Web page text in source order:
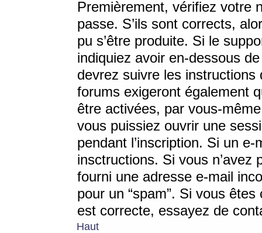
Premièrement, vérifiez votre
passe. S’ils sont corrects,
pu s’être produite. Si le
indiquiez avoir en-dessous
devrez suivre les
forums exigeront également
être activées, par vous-
vous puissiez ouvrir une
pendant l’inscription. Si un
insctructions. Si vous n’avez
fourni une adresse e-mail
pour un “spam”. Si vous
est correcte, essayez de
Haut